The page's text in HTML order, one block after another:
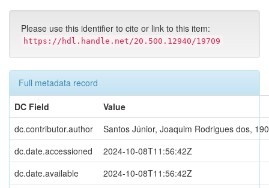
Please use this identifier to cite or link to this item:
https://hdl.handle.net/20.500.12940/19709
Full metadata record
DC Field
Value
dc.contributor.author
Santos Júnior, Joaquim Rodrigues dos,
dc.date.accessioned
2024-10-08T11:56:42Z
dc.date.available
2024-10-08T11:56:42Z